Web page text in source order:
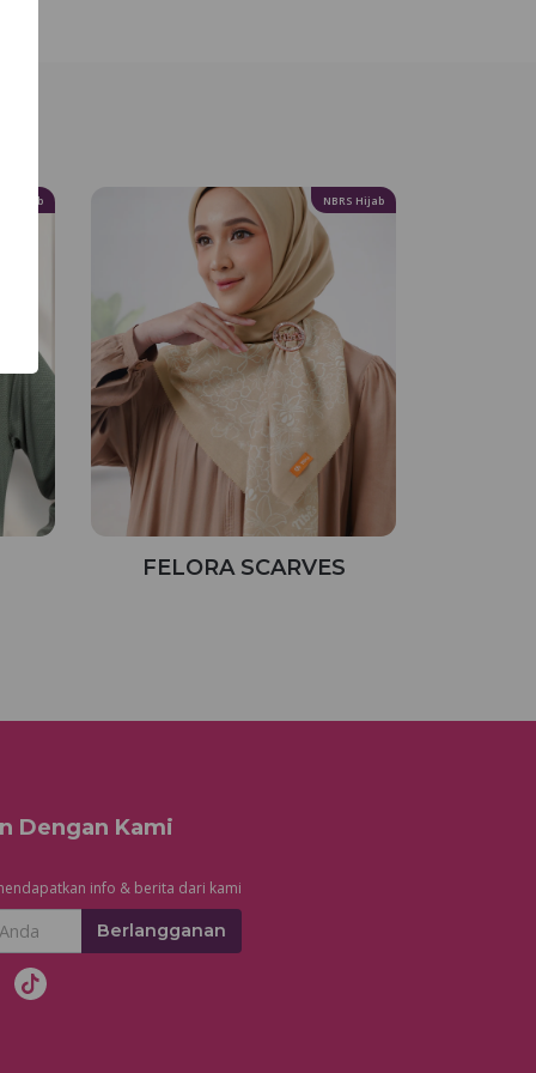
Hijab NBRS Hijab
FELORA SCARVES
Dengan Kami
info & berita dari kami
Berlangganan